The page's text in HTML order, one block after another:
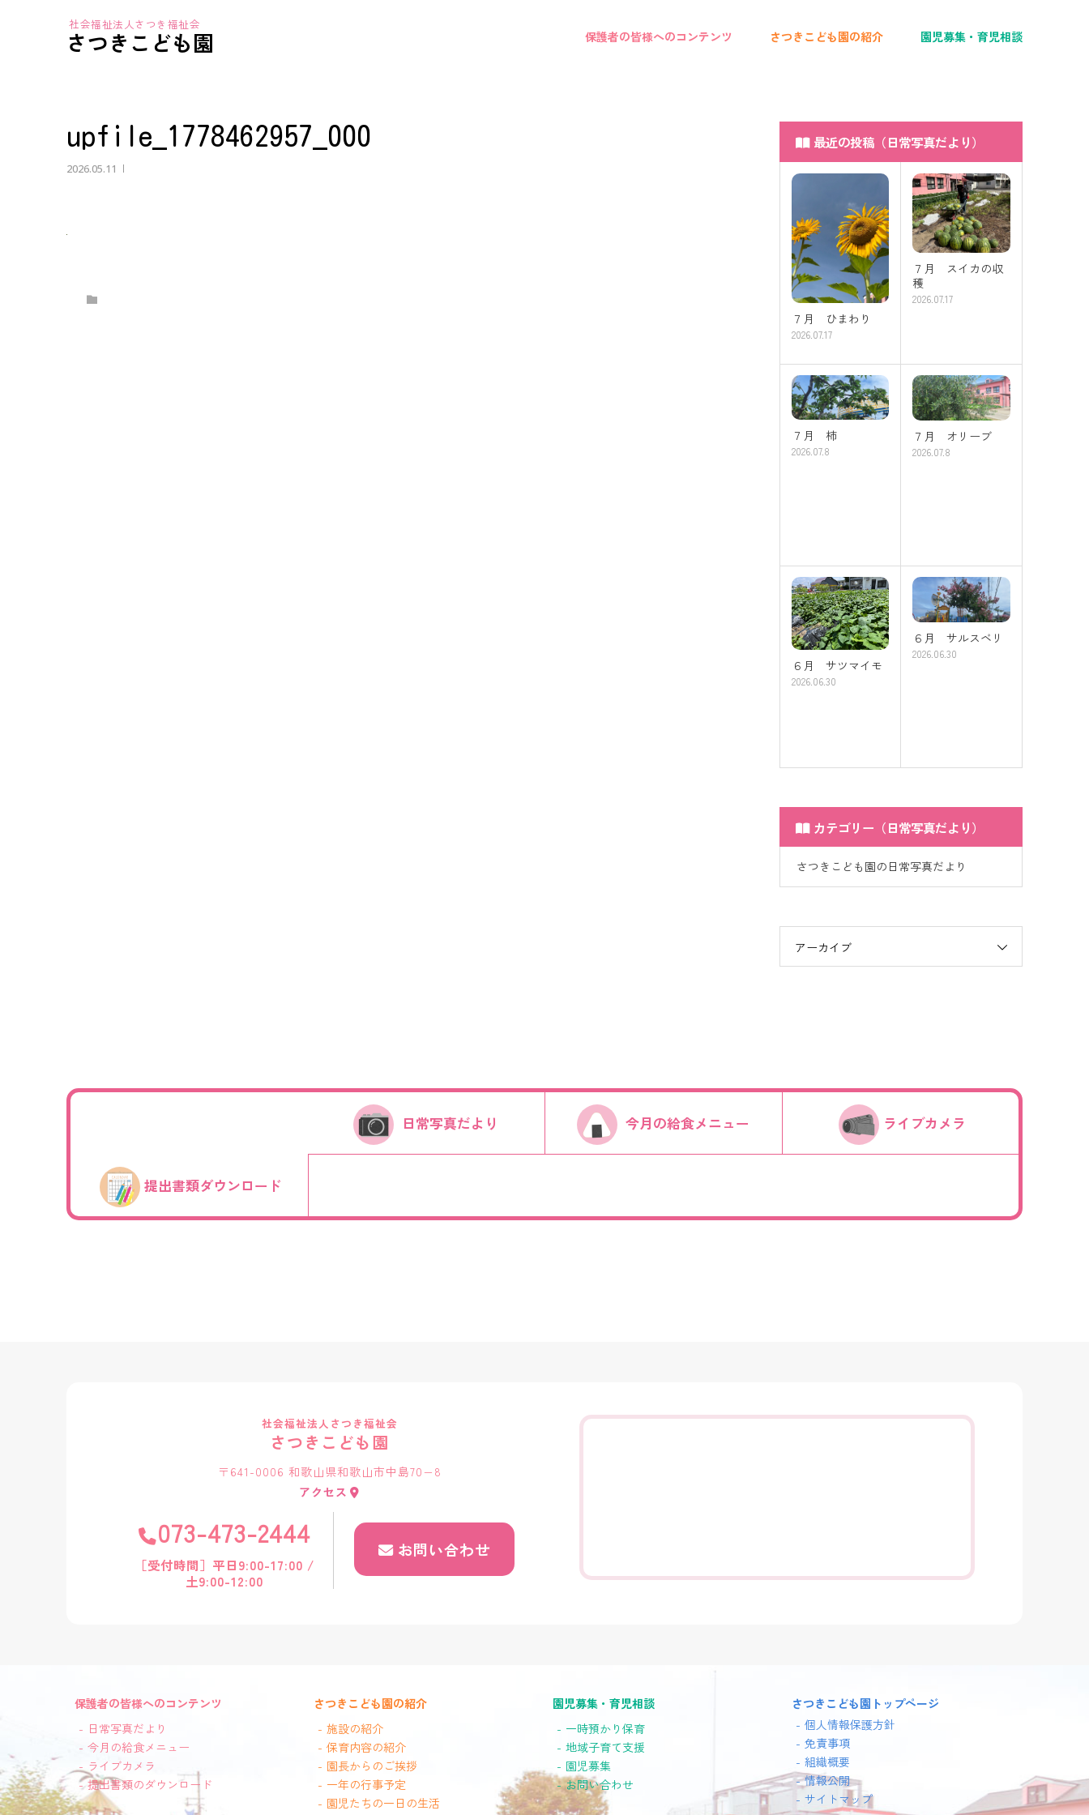
さつきこども園 保護者の皆様へのコンテンツ さつきこども園の紹介 園児募集・育児相談
upfile_1778462957_000
2026.05.11
最近の投稿（日常写真だより）
７月 ひまわり
2026.07.17
７月 スイカの収
穫
2026.07.17
７月 柿
2026.07.8
７月 オリーブ
2026.07.8
６月 サツマイモ
2026.06.30
６月 サルスベリ
2026.06.30
カテゴリー（日常写真だより）
さつきこども園の日常写真だより
アーカイブ
日常写真だより 今月の給食メニュー ライブカメラ
提出書類ダウンロード
社会福祉法人さつき福祉会
さつきこども園
〒641-0006 和歌山県和歌山市中島70−8
アクセス
073-473-2444
［受付時間］平日9:00-17:00 /
土9:00-12:00
お問い合わせ
保護者の皆様へのコンテンツ
日常写真だより
今月の給食メニュー
ライブカメラ
提出書類のダウンロード
さつきこども園の紹介
施設の紹介
保育内容の紹介
園長からのご挨拶
一年の行事予定
園児たちの一日の生活
園児募集・育児相談
一時預かり保育
地域子育て支援
園児募集
お問い合わせ
さつきこども園トップページ
個人情報保護方針
免責事項
組織概要
情報公開
サイトマップ